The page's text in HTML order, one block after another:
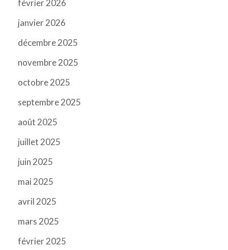
février 2026
janvier 2026
décembre 2025
novembre 2025
octobre 2025
septembre 2025
août 2025
juillet 2025
juin 2025
mai 2025
avril 2025
mars 2025
février 2025